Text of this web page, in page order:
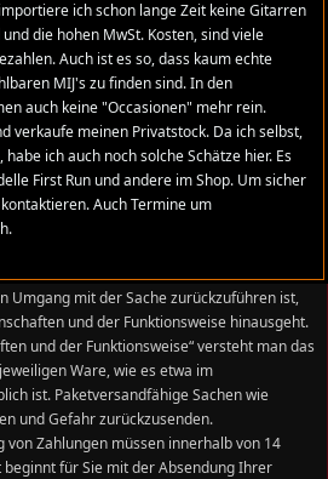
ich den vollen Kaufpreis zurück. Können
nicht oder teilweise nicht oder nur in
verzichte ich auf ein Rücknahme
leisten.
Umgang mit der Sache zurückzuführen ist,
und der Funktionsweise hinausgeht.
und der Funktionsweise“ versteht man das
Ware, wie es etwa im
ist. Paketversandfähige Sachen wie
und Gefahr zurückzusenden.
Zahlungen müssen innerhalb von 14
für Sie mit der Absendung Ihrer
ich schon lange Zeit keine Gitarren
die hohen MwSt. Kosten, sind viele
Auch ist es so, dass kaum echte
MIJ's zu finden sind. In den
auch keine "Occasionen" mehr rein.
verkaufe meinen Privatstock. Da ich selbst,
ich auch noch solche Schätze hier. Es
First Run und andere im Shop. Um sicher
Auch Termine um